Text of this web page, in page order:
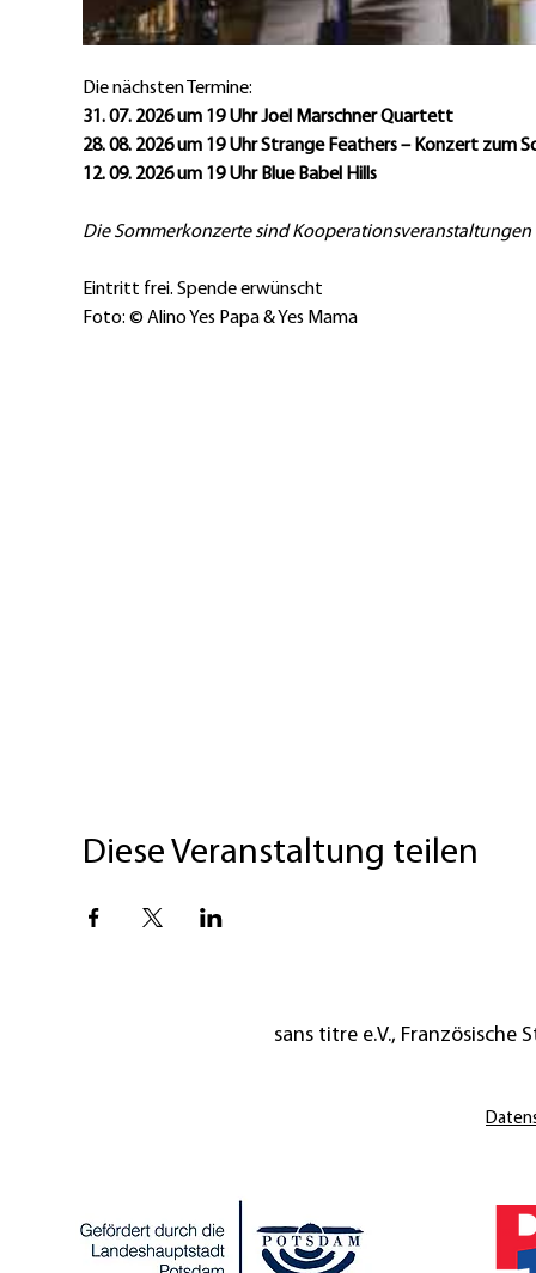
Die nächsten Termine:
31. 07. 2026 um 19 Uhr Joel Marschner Quartett
28. 08. 2026 um 19 Uhr Strange Feathers – Konzert zum
12. 09. 2026 um 19 Uhr Blue Babel Hills
Die Sommerkonzerte sind Kooperationsveranstaltungen
Eintritt frei. Spende erwünscht
Foto: © Alino Yes Papa & Yes Mama
Diese Veranstaltung teilen
sans titre e.V., Französische